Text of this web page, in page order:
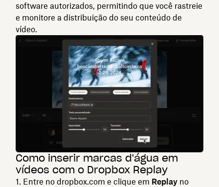
software autorizados, permitindo que você rastreie
e monitore a distribuição do seu conteúdo de
vídeo.
Como inserir marcas d'água em
vídeos com o Dropbox Replay
Entre no dropbox.com e clique em Replay no